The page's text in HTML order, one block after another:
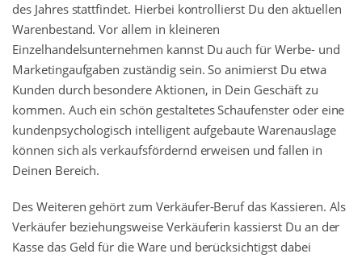
des Jahres stattfindet. Hierbei kontrollierst Du den aktuellen
Warenbestand. Vor allem in kleineren
Einzelhandelsunternehmen kannst Du auch für Werbe- und
Marketingaufgaben zuständig sein. So animierst Du etwa
Kunden durch besondere Aktionen, in Dein Geschäft zu
kommen. Auch ein schön gestaltetes Schaufenster oder eine
kundenpsychologisch intelligent aufgebaute Warenauslage
können sich als verkaufsfördernd erweisen und fallen in
Deinen Bereich.
Des Weiteren gehört zum Verkäufer-Beruf das Kassieren. Als
Verkäufer beziehungsweise Verkäuferin kassierst Du an der
Kasse das Geld für die Ware und berücksichtigst dabei